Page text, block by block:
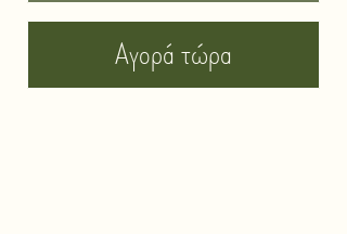
Αγορά τώρα